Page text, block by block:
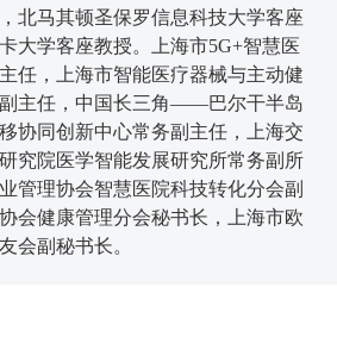
北马其顿圣保罗信息科技大学客座
大学客座教授。上海市5G+智慧医
任，上海市智能医疗器械与主动健
主任，中国长三角——巴尔干半岛
协同创新中心常务副主任，上海交
究院医学智能发展研究所常务副所
管理协会智慧医院科技转化分会副
会健康管理分会秘书长，上海市欧
会副秘书长。